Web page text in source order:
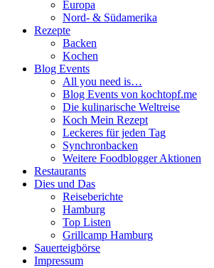
Europa
Nord- & Südamerika
Rezepte
Backen
Kochen
Blog Events
All you need is…
Blog Events von kochtopf.me
Die kulinarische Weltreise
Koch Mein Rezept
Leckeres für jeden Tag
Synchronbacken
Weitere Foodblogger Aktionen
Restaurants
Dies und Das
Reiseberichte
Hamburg
Top Listen
Grillcamp Hamburg
Sauerteigbörse
Impressum